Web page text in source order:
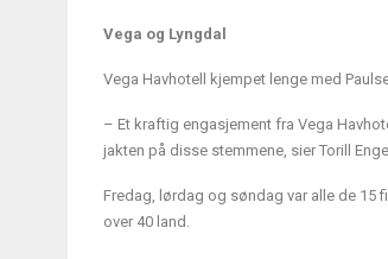
Vega og Lyngdal
Vega Havhotell kjempet lenge med
– Et kraftig engasjement fra Vega
jakten på disse stemmene, sier Torill
Fredag, lørdag og søndag var alle de 15
over 40 land.